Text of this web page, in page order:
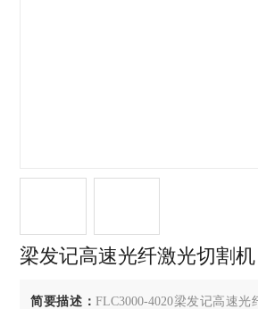
梁发记高速光纤激光切割机
简要描述：FLC3000-4020梁发记高速